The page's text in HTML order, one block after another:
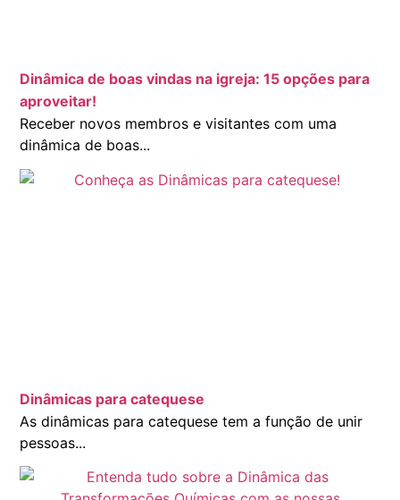
Dinâmica de boas vindas na igreja: 15 opções para
aproveitar!
Receber novos membros e visitantes com uma
dinâmica de boas...
Dinâmicas para catequese
As dinâmicas para catequese tem a função de unir
pessoas...